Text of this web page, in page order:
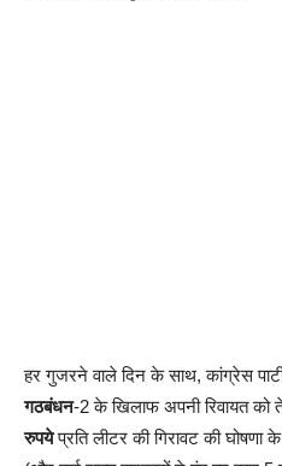
हर गुजरने वाले दिन के साथ, कांग्रेस
गठबंधन-2 के खिलाफ अपनी रिवायत को
रुपयेप्रति लीटर की गिरावट की